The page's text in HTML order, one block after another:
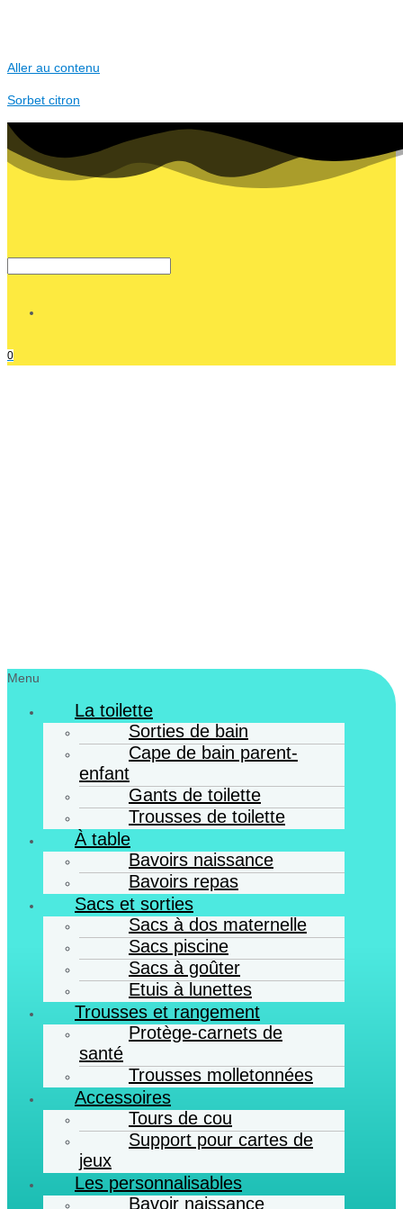
Aller au contenu
Sorbet citron
0
Menu
La toilette
Sorties de bain
Cape de bain parent-
enfant
Gants de toilette
Trousses de toilette
À table
Bavoirs naissance
Bavoirs repas
Sacs et sorties
Sacs à dos maternelle
Sacs piscine
Sacs à goûter
Etuis à lunettes
Trousses et rangement
Protège-carnets de
santé
Trousses molletonnées
Accessoires
Tours de cou
Support pour cartes de
jeux
Les personnalisables
Bavoir naissance